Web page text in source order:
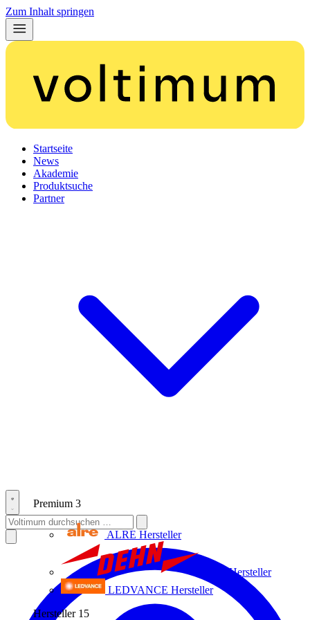
Zum Inhalt springen
Startseite
News
Akademie
Produktsuche
Partner
Premium 3
ALRE Hersteller
Hersteller
LEDVANCE Hersteller
Hersteller 15